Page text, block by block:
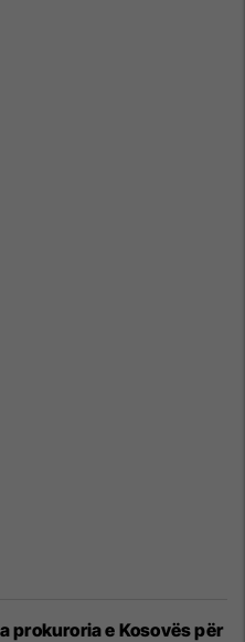
prokuroria e Kosovës për